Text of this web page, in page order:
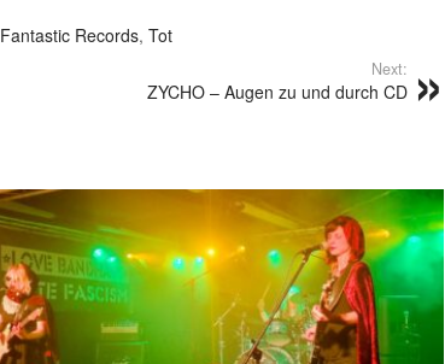
Records, Tot
Next:
ZYCHO – Augen zu und durch CD